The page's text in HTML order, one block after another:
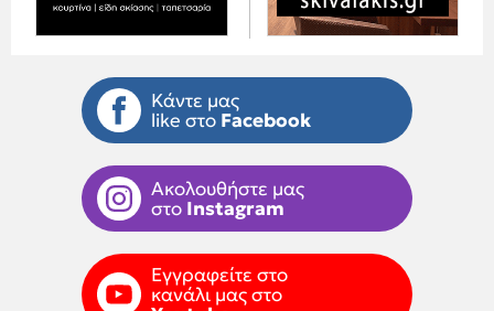
Κάντε μας
like στο Facebook
Ακολουθήστε μας
στο Instagram
Εγγραφείτε στο
κανάλι μας στο